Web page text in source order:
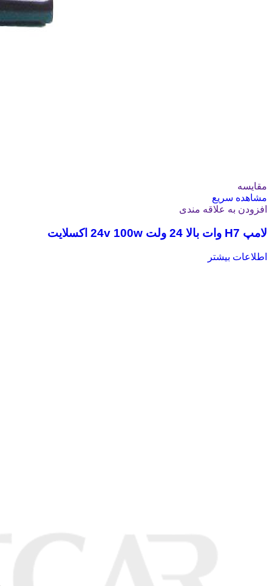
مقایسه
مشاهده سریع
افزودن به علاقه مندی
لامپ H7 وات بالا 24 ولت 24v 100w اکسلایت
اطلاعات بیشتر